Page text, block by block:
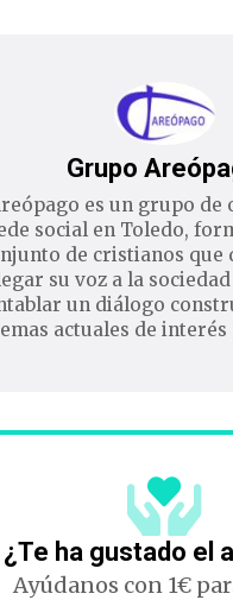
Grupo
es un grupo de
social en Toledo,
de cristianos que
su voz a la
un diálogo
actuales de interés
¿Te ha gustado el
Ayúdanos con 1€